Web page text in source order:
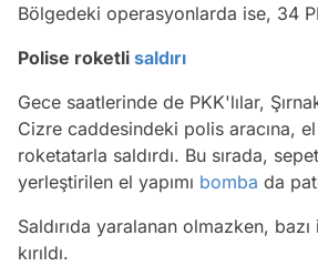
Bölgedeki operasyonlarda ise, 34
Polise roketli saldırı
Gece saatlerinde de PKK'lılar,
Cizre caddesindeki polis aracına, el
roketatarla saldırdı. Bu sırada,
yerleştirilen el yapımı bomba da
Saldırıda yaralanan olmazken,
kırıldı.